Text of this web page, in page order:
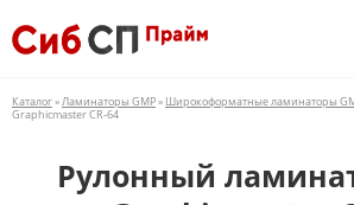
Каталог»Ламинаторы GMP» Широкоформатные ламинаторы
Graphicmaster CR-64
Рулонный